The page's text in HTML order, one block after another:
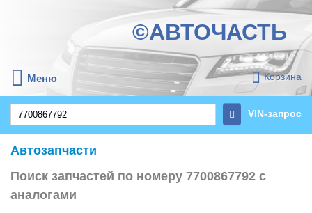
©АВТОЧАСТЬ
Меню Корзина
VIN-запрос
Автозапчасти
Поиск запчастей по номеру 7700867792 с
аналогами